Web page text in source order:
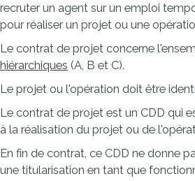
recruter un agent sur un emploi
pour réaliser un projet ou une
Le contrat de projet concerne
hiérarchiques (A, B et C).
Le projet ou l'opération doit être
Le contrat de projet est un CDD qui
à la réalisation du projet ou de
En fin de contrat, ce CDD ne donne
une titularisation en tant que